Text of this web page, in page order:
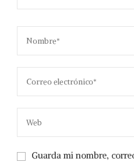
Guarda mi nombre,